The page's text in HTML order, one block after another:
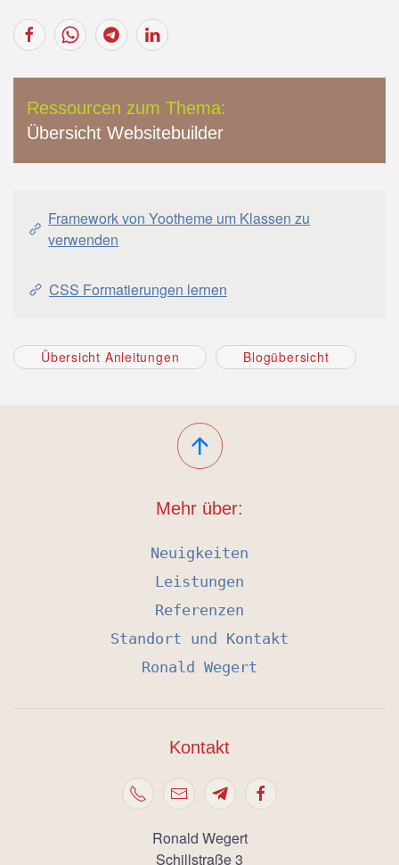
Ressourcen zum Thema:
Übersicht Websitebuilder
Framework von Yootheme um Klassen zu
verwenden
CSS Formatierungen lernen
Übersicht Anleitungen Blogübersicht
Mehr über:
Neuigkeiten
Leistungen
Referenzen
Standort und Kontakt
Ronald Wegert
Kontakt
Ronald Wegert
Schillstraße 3